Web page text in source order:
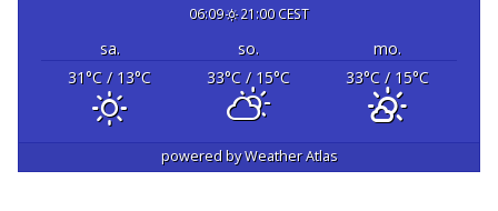
06:09 21:00 CEST
sa. so.
mo.
31°C / 13°C 33°C/ 15°C 33°C/ 15°C
powered byWeather Atlas